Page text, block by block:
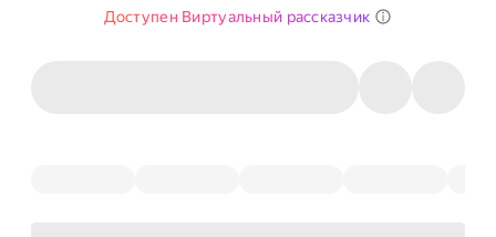
Доступен Виртуальный рассказчик